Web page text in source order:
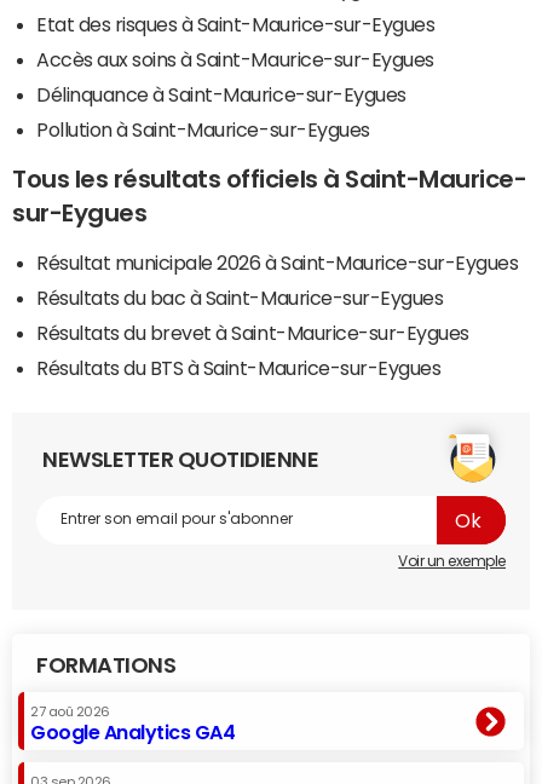
Etat des risques à Saint-Maurice-sur-Eygues
Accès aux soins à Saint-Maurice-sur-Eygues
Délinquance à Saint-Maurice-sur-Eygues
Pollution à Saint-Maurice-sur-Eygues
Tous les résultats officiels à Saint-Maurice-
sur-Eygues
Résultat municipale 2026 à Saint-Maurice-sur-Eygues
Résultats du bac à Saint-Maurice-sur-Eygues
Résultats du brevet à Saint-Maurice-sur-Eygues
Résultats du BTS à Saint-Maurice-sur-Eygues
NEWSLETTER QUOTIDIENNE
Voir un exemple
FORMATIONS
27 aoû 2026
Google Analytics GA4